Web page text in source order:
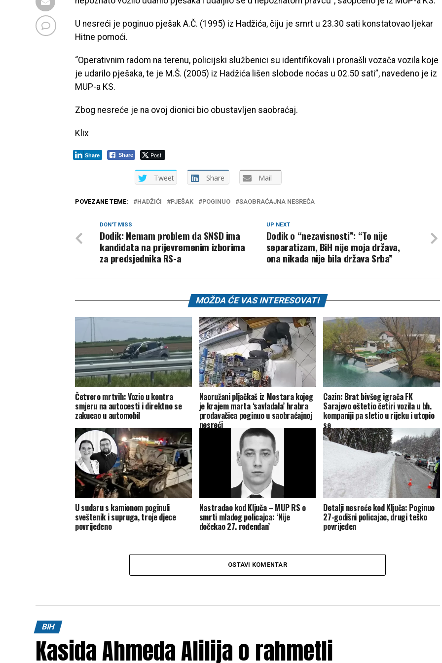
U nesreći je poginuo pješak A.Č. (1995) iz Hadžića, čiju je smrt u 23.30 sati konstatovao ljekar
Hitne pomoći.
“Operativnim radom na terenu, policijski službenici su identifikovali i pronašli vozača vozila koje
je udarilo pješaka, te je M.Š. (2005) iz Hadžića lišen slobode noćas u 02.50 sati”, navedeno je iz
MUP-a KS.
Zbog nesreće je na ovoj dionici bio obustavljen saobraćaj.
Klix
Share Post
Share
Tweet Share Mail
POVEZANE TEME: HADŽIĆI PJEŠAK POGINUO SAOBRAĆAJNA NESREĆA
UP NEXT
Dodik o “nezavisnosti”: “To nije
separatizam, BiH nije moja država,
ona nikada nije bila država Srba”
DON'T MISS
Dodik: Nemam problem da SNSD ima
kandidata na prijevremenim izborima
za predsjednika RS-a
MOŽDA ĆE VAS INTERESOVATI
Četvero mrtvih: Vozio u kontra
smjeru na autocesti i direktno se
zakucao u automobil
Naoružani pljačkaš iz Mostara kojeg
je krajem marta ‘savladala’ hrabra
prodavačica poginuo u saobraćajnoj
nesreći
Cazin: Brat bivšeg igrača FK
Sarajevo oštetio četiri vozila u bh.
kompaniji pa sletio u rijeku i utopio
se
U sudaru s kamionom poginuli
sveštenik i supruga, troje djece
povrijeđeno
Nastradao kod Ključa – MUP RS o
smrti mladog policajca: ‘Nije
dočekao 27. rođendan’
Detalji nesreće kod Ključa: Poginuo
27-godišni policajac, drugi teško
povrijeđen
OSTAVI KOMENTAR
BIH
Kasida Ahmeda Alilija o rahmetli